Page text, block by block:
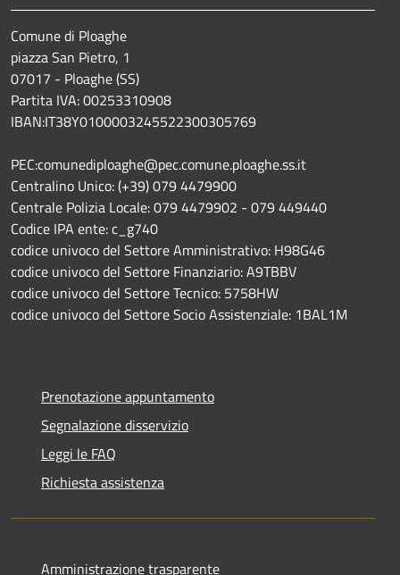
Comune di Ploaghe
piazza San Pietro, 1
07017 - Ploaghe (SS)
Partita IVA: 00253310908
IBAN:IT38Y0100003245522300305769
PEC:comunediploaghe@pec.comune.ploaghe.ss.it
Centralino Unico: (+39) 079 4479900
Centrale Polizia Locale: 079 4479902 - 079 449440
Codice IPA ente: c_g740
codice univoco del Settore Amministrativo: H98G46
codice univoco del Settore Finanziario: A9TBBV
codice univoco del Settore Tecnico: 5758HW
codice univoco del Settore Socio Assistenziale: 1BAL1M
Prenotazione appuntamento
Segnalazione disservizio
Leggi le FAQ
Richiesta assistenza
Amministrazione trasparente